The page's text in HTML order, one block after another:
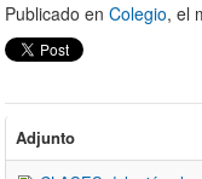
Publicado en Colegio, el
Adjunto